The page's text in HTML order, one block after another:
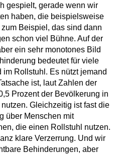
gespielt, gerade wenn wir
haben, die beispielsweise
Beispiel, das sind dann
schon viel Bühne. Auf der
ein sehr monotones Bild
bedeutet für viele
im Rollstuhl. Es nützt jemand
ist, laut Zahlen der
Prozent der Bevölkerung in
Gleichzeitig ist fast die
über Menschen mit
die einen Rollstuhl nutzen.
klare Verzerrung. Und wir
Behinderungen, aber